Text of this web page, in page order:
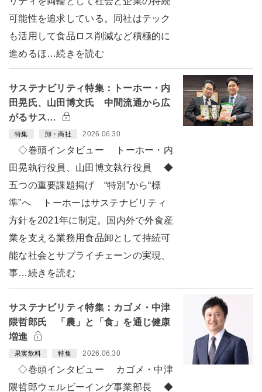
可能性を追求している。同社はテック
も活用して食品ロス削減など積極的に
進めるほ…続きを読む
サステナビリティ特集：トーホー・内
田晃氏、山田博文氏 中間流通から広
がるサス…
特集 卸・商社 2026.06.30
◇巻頭インタビュー トーホー・内
田晃執行役員、山田博文執行役員 ◆
五つの重要課題掲げ “特別”から“標
準”へ トーホーはサステナビリティ
方針を2021年に制定。国内外で外食産
業を支える業務用食品卸として持続可
能な社会とサプライチェーンの実現、
事…続きを読む
サステナビリティ特集：カゴメ・中津
隈哲郎氏 「農」と「食」を通じ健康
増進
果実飲料 特集 2026.06.30
◇巻頭インタビュー カゴメ・中津
隈哲郎ウェルビーイング事業部長 ◆